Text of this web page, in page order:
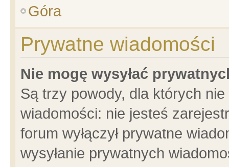
Góra
Prywatne wiadomości
Nie mogę wysyłać
Są trzy powody, dla których
wiadomości: nie jesteś
forum wyłączył prywatne
wysyłanie prywatnych